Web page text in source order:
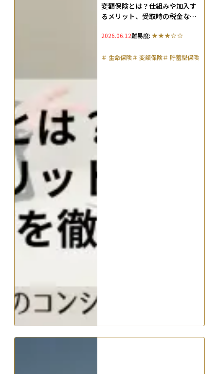
変額保険とは？仕組みや加入す
るメリット、受取時の税金など
2026.06.12難易度:
＃ 生命保険＃ 変額保険＃ 貯蓄型保険